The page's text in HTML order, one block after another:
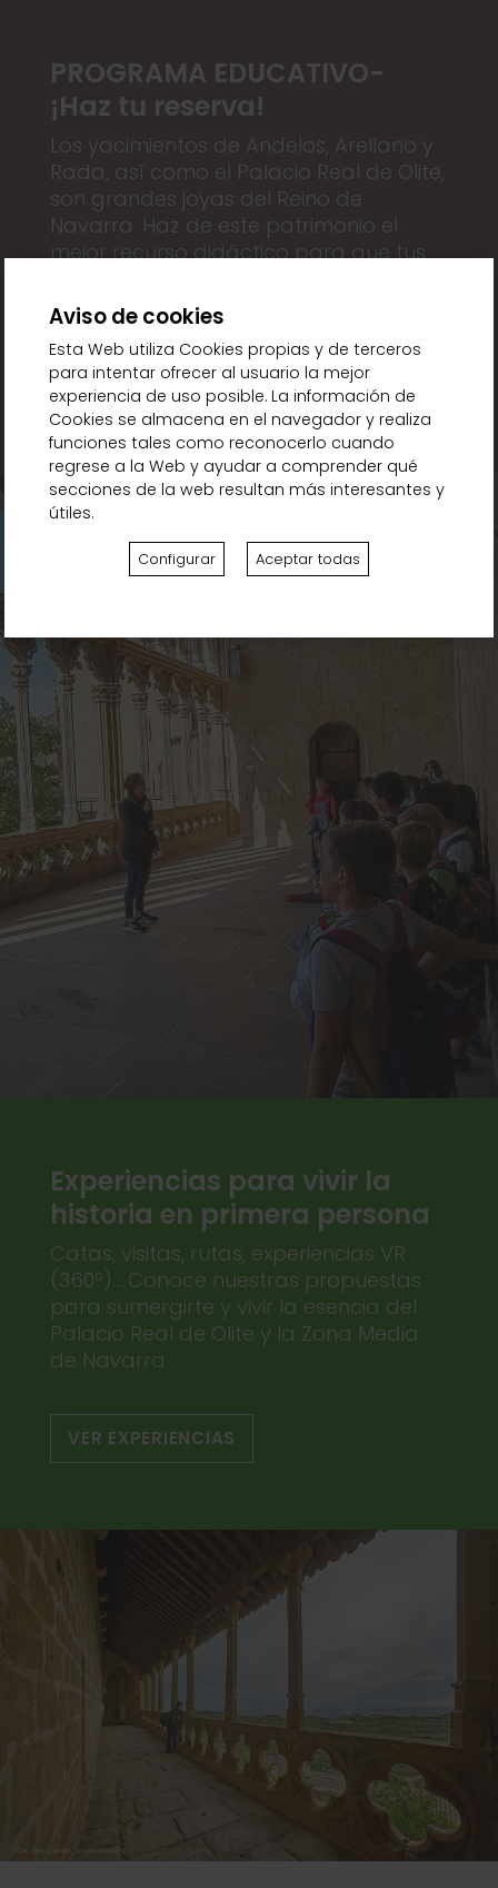
PROGRAMA EDUCATIVO-
¡Haz tu reserva!
Los yacimientos de Andelos, Arellano y
Rada, así como el Palacio Real de Olite,
son grandes joyas del Reino de
Navarra. Haz de este patrimonio el
mejor recurso didáctico para que tus
disfruten nuestra historia.
INFO Y RESERVAS
Experiencias para vivir la
historia en primera persona
Catas, visitas, rutas, experiencias VR
(360º)... Conoce nuestras propuestas
para sumergirte y vivir la esencia del
Palacio Real de Olite y la Zona Media
de Navarra
VER EXPERIENCIAS
Aviso de cookies
Esta Web utiliza Cookies propias y de terceros
para intentar ofrecer al usuario la mejor
experiencia de uso posible. La información de
Cookies se almacena en el navegador y realiza
funciones tales como reconocerlo cuando
regrese a la Web y ayudar a comprender qué
secciones de la web resultan más interesantes y
útiles.
Configurar Aceptar todas